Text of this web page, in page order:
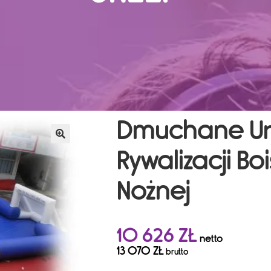
Dmuchane
Rywalizacji
Nożnej
10 626 ZŁnetto
13 070 ZŁbrutto